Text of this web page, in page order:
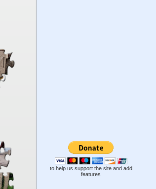
to help us support the site and add
features